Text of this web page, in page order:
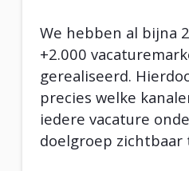
We hebben al bijna
+2.000
gerealiseerd.
precies welke
iedere vacature
doelgroep zichtbaar